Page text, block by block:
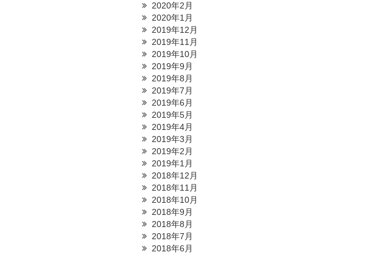
2020年2月
2020年1月
2019年12月
2019年11月
2019年10月
2019年9月
2019年8月
2019年7月
2019年6月
2019年5月
2019年4月
2019年3月
2019年2月
2019年1月
2018年12月
2018年11月
2018年10月
2018年9月
2018年8月
2018年7月
2018年6月